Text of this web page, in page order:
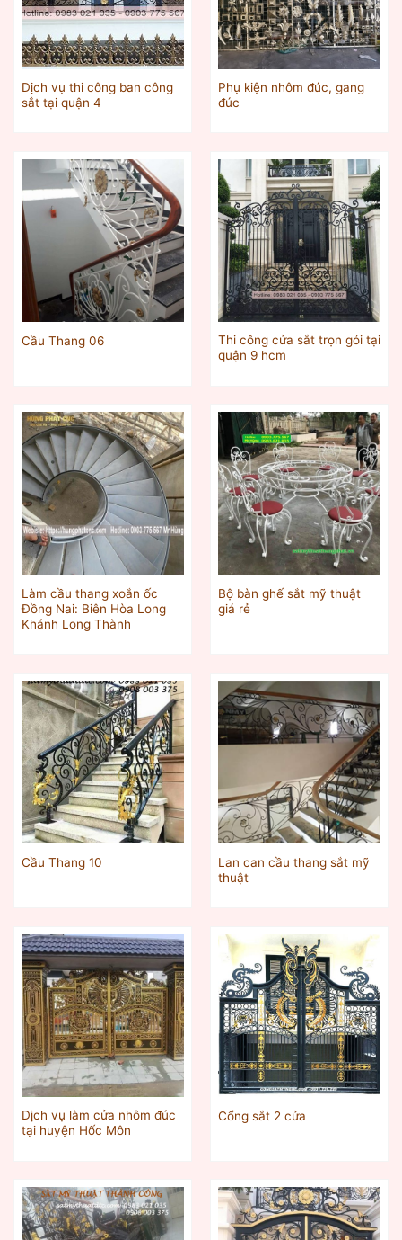
Dịch vụ thi công ban công
sắt tại quận 4
Phụ kiện nhôm đúc, gang
đúc
Cầu Thang 06
Thi công cửa sắt trọn gói tại
quận 9 hcm
Làm cầu thang xoắn ốc
Đồng Nai: Biên Hòa Long
Khánh Long Thành
Bộ bàn ghế sắt mỹ thuật
giá rẻ
Cầu Thang 10
Lan can cầu thang sắt mỹ
thuật
Dịch vụ làm cửa nhôm đúc
tại huyện Hốc Môn
Cổng sắt 2 cửa